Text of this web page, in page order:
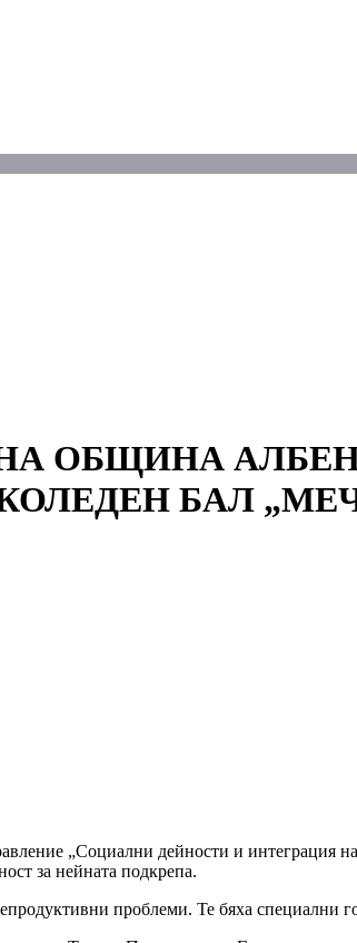
ОБЩИНА
БАЛ
„Социални дейности и интеграция
за нейната подкрепа.
проблеми. Те бяха специални